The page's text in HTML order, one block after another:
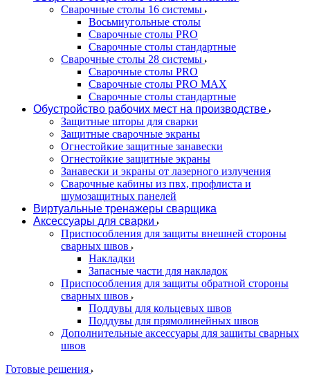
Сварочные столы 16 системы
Восьмиугольные столы
Сварочные столы PRO
Сварочные столы стандартные
Сварочные столы 28 системы
Сварочные столы PRO
Сварочные столы PRO MAX
Сварочные столы стандартные
Обустройство рабочих мест на производстве
Защитные шторы для сварки
Защитные сварочные экраны
Огнестойкие защитные занавески
Огнестойкие защитные экраны
Занавески и экраны от лазерного излучения
Сварочные кабины из пвх, профлиста и
шумозащитных панелей
Виртуальные тренажеры сварщика
Аксессуары для сварки
Приспособления для защиты внешней стороны
сварных швов
Накладки
Запасные части для накладок
Приспособления для защиты обратной стороны
сварных швов
Поддувы для кольцевых швов
Поддувы для прямолинейных швов
Дополнительные аксессуары для защиты сварных
швов
Готовые решения